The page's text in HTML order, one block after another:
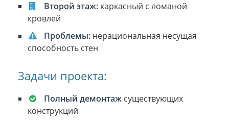
Второй этаж:каркасный с ломаной
кровлей
Проблемы:нерациональная несущая
способность стен
Задачи проекта:
Полный демонтажсуществующих
конструкций